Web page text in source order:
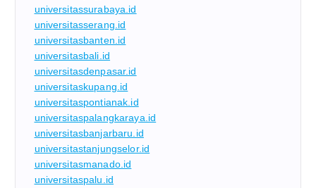
universitassurabaya.id
universitasserang.id
universitasbanten.id
universitasbali.id
universitasdenpasar.id
universitaskupang.id
universitaspontianak.id
universitaspalangkaraya.id
universitasbanjarbaru.id
universitastanjungselor.id
universitasmanado.id
universitaspalu.id